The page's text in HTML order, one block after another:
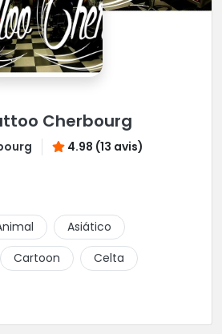
Cherbourg
4.98 (13 avis)
Asiático
Cartoon
Celta